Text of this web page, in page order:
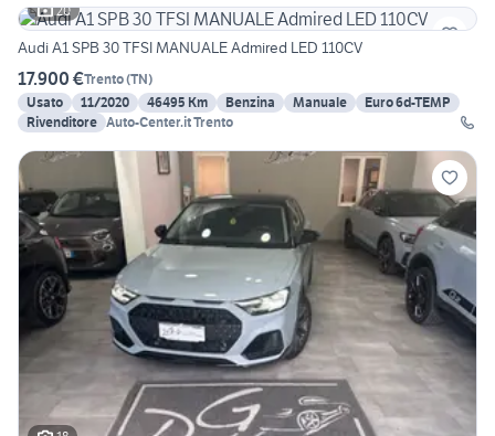
20
Audi A1 SPB 30 TFSI MANUALE Admired LED 110CV
17.900 €Trento(TN)
Usato
11/2020 46495 Km Benzina Manuale
Euro 6d-TEMP
Rivenditore Auto-Center.it Trento